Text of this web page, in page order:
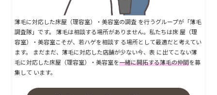
薄毛に対応した床屋（理容室）・美容室の調査 を行うグループが「薄毛
調査隊」です。 薄毛は相談する場所がありません。私たちは床 屋（理
容室）・美容室こそが、若ハゲを相談す る場所として最適だと考えてい
ます。 まだまだ、薄毛に対応した店舗が少ない今、表 に出てこない薄
毛に対応した床屋（理容室）・美容室を一緒に開拓する薄毛の仲間を募
集して います。